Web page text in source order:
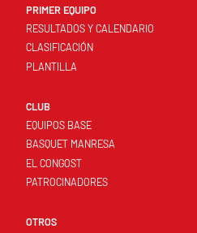
PRIMER EQUIPO
RESULTADOS Y CALENDARIO
CLASIFICACIÓN
PLANTILLA
CLUB
EQUIPOS BASE
BASQUET MANRESA
EL CONGOST
PATROCINADORES
OTROS